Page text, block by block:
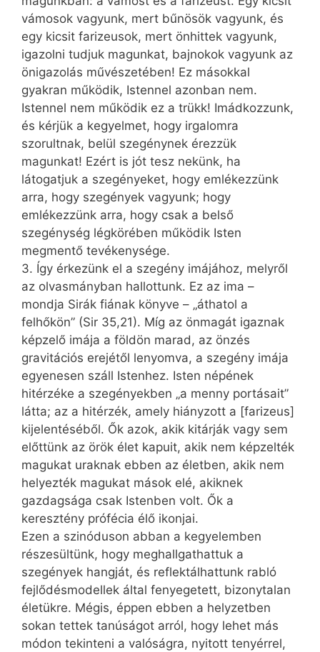
vámosok vagyunk, mert bűnösök vagyunk, és
egy kicsit farizeusok, mert önhittek vagyunk,
igazolni tudjuk magunkat, bajnokok vagyunk az
önigazolás művészetében! Ez másokkal
gyakran működik, Istennel azonban nem.
Istennel nem működik ez a trükk! Imádkozzunk,
és kérjük a kegyelmet, hogy irgalomra
szorultnak, belül szegénynek érezzük
magunkat! Ezért is jót tesz nekünk, ha
látogatjuk a szegényeket, hogy emlékezzünk
arra, hogy szegények vagyunk; hogy
emlékezzünk arra, hogy csak a belső
szegénység légkörében működik Isten
megmentő tevékenysége.
3. Így érkezünk el a szegény imájához, melyről
az olvasmányban hallottunk. Ez az ima –
mondja Sirák fiának könyve – „áthatol a
felhőkön” (Sir 35,21). Míg az önmagát igaznak
képzelő imája a földön marad, az önzés
gravitációs erejétől lenyomva, a szegény imája
egyenesen száll Istenhez. Isten népének
hitérzéke a szegényekben „a menny portásait”
látta; az a hitérzék, amely hiányzott a [farizeus]
kijelentéséből. Ők azok, akik kitárják vagy sem
előttünk az örök élet kapuit, akik nem képzelték
magukat uraknak ebben az életben, akik nem
helyezték magukat mások elé, akiknek
gazdagsága csak Istenben volt. Ők a
keresztény prófécia élő ikonjai.
Ezen a szinóduson abban a kegyelemben
részesültünk, hogy meghallgathattuk a
szegények hangját, és reflektálhattunk rabló
fejlődésmodellek által fenyegetett, bizonytalan
életükre. Mégis, éppen ebben a helyzetben
sokan tettek tanúságot arról, hogy lehet más
módon tekinteni a valóságra, nyitott tenyérrel,